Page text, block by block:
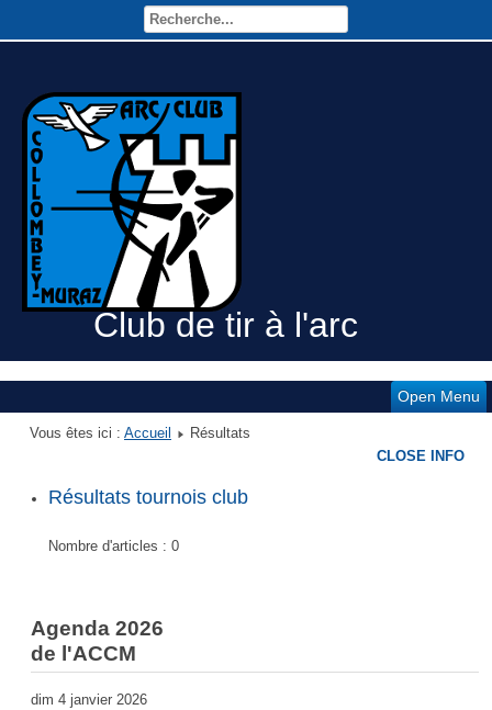
Club de tir à l'arc
Open Menu
Vous êtes ici : Accueil Résultats
Résultats tournois club
Nombre d'articles : 0
CLOSE INFO
Agenda 2026
de l'ACCM
dim 4 janvier 2026